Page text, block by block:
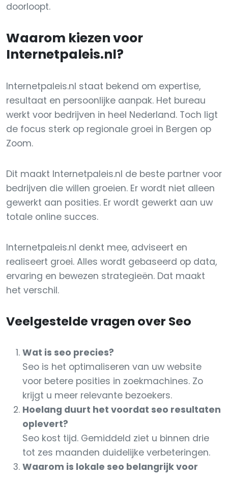
doorloopt.
Waarom kiezen voor
Internetpaleis.nl?
Internetpaleis.nl staat bekend om expertise,
resultaat en persoonlijke aanpak. Het bureau
werkt voor bedrijven in heel Nederland. Toch ligt
de focus sterk op regionale groei in Bergen op
Zoom.
Dit maakt Internetpaleis.nl de beste partner voor
bedrijven die willen groeien. Er wordt niet alleen
gewerkt aan posities. Er wordt gewerkt aan uw
totale online succes.
Internetpaleis.nl denkt mee, adviseert en
realiseert groei. Alles wordt gebaseerd op data,
ervaring en bewezen strategieën. Dat maakt
het verschil.
Veelgestelde vragen over Seo
Wat is seo precies?
Seo is het optimaliseren van uw website
voor betere posities in zoekmachines. Zo
krijgt u meer relevante bezoekers.
Hoelang duurt het voordat seo resultaten
oplevert?
Seo kost tijd. Gemiddeld ziet u binnen drie
tot zes maanden duidelijke verbeteringen.
Waarom is lokale seo belangrijk voor